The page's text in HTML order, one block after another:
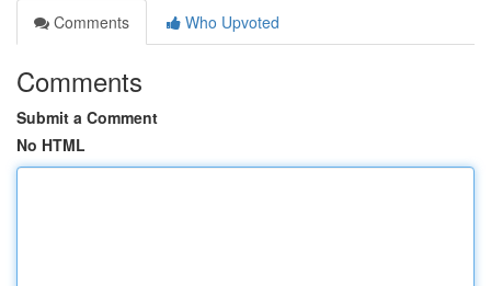
Comments
Who Upvoted
Comments
Submit a Comment
No HTML